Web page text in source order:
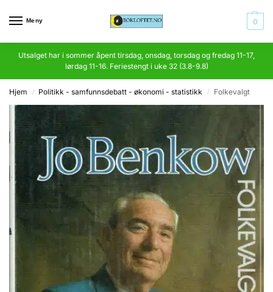
Meny 0
Utsalget har i sommer åpent tirsdag, onsdag, torsdag og fredag 11-17,
lørdag 11-16. Feriestengt i uke 32 (3.8-9.8)
Hjem / Politikk - samfunnsdebatt - økonomi - statistikk / Folkevalgt